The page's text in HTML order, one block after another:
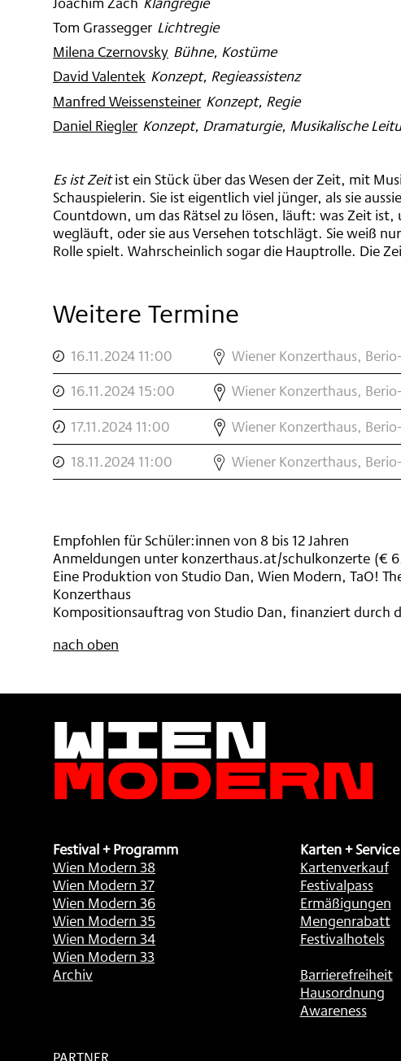
Tom Grassegger
: Lichtregie
Milena Czernovsky
: Bühne, Kostüme
David Valentek: Konzept, Regieassistenz
Manfred Weissensteiner
: Konzept, Regie
Daniel Riegler
: Konzept, Dramaturgie, Musikalische
Es ist Zeitist ein Stück über das Wesen der Zeit, mit
Schauspielerin. Sie ist eigentlich viel jünger, als sie
Countdown, um das Rätsel zu lösen, läuft: was Zeit
wegläuft, oder sie aus Versehen totschlägt. Sie weiß
Rolle spielt. Wahrscheinlich sogar die Hauptrolle. Die
Weitere Termine
16.11.2024 11:00
,
OXANA
OMELCHUK:
ES
IST
ZEIT
,
Wiener Konzerthaus,
16.11.2024 15:00
,
OXANA
OMELCHUK:
ES
IST
ZEIT
,
Wiener Konzerthaus,
17.11.2024 11:00
,
OXANA
OMELCHUK:
ES
IST
Wiener Konzerthaus,
18.11.2024 11:00
,
OXANA
OMELCHUK:
SCHULKONZERT
,
Wiener Konzerthaus,
Empfohlen für Schüler:innen von 8 bis 12 Jahren
Anmeldungen unter konzerthaus.at/schulkonzerte (€
Eine Produktion von Studio Dan, Wien Modern, TaO!
Konzerthaus
Kompositionsauftrag von Studio Dan, finanziert durch
nach oben
Wien
Modern
Festival + Programm
Wien Modern 38
Wien Modern 37
Wien Modern 36
Wien Modern 35
Wien Modern 34
Wien Modern 33
Archiv
Karten +
Kartenverkauf
Festivalpass
Ermäßigungen
Mengenrabatt
Festivalhotels
Barrierefreiheit
Hausordnung
Awareness